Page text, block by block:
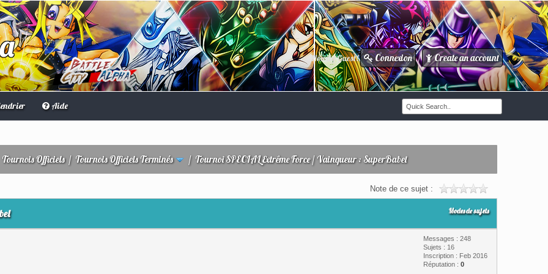
Howdy Guest! Connexion / Create an account
Aide
Tournois Officiels/ Tournois Officiels Terminés / Tournoi SPECIAL Extrême Force / Vainqueur : SuperBabel
Note de ce sujet :
Modes de sujets
Messages : 248
Sujets : 16
Inscription : Feb 2016
Réputation : 0